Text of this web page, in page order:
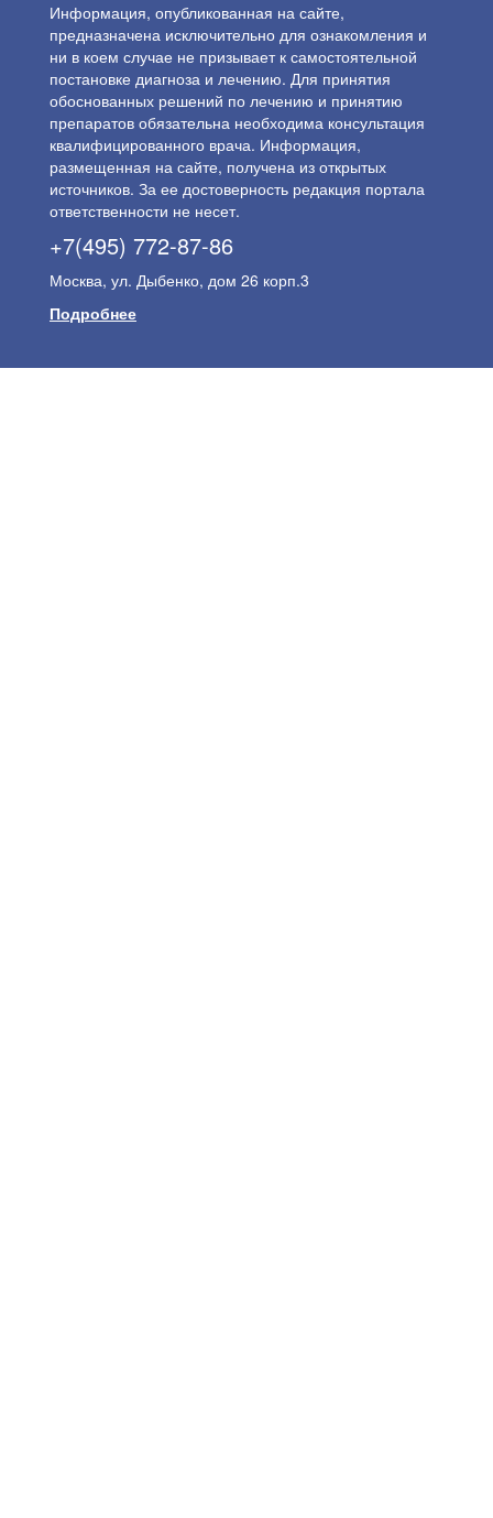
Информация, опубликованная на сайте,
предназначена исключительно для ознакомления и
ни в коем случае не призывает к самостоятельной
постановке диагноза и лечению. Для принятия
обоснованных решений по лечению и принятию
препаратов обязательна необходима консультация
квалифицированного врача. Информация,
размещенная на сайте, получена из открытых
источников. За ее достоверность редакция портала
ответственности не несет.
+7(495) 772-87-86
Москва, ул. Дыбенко, дом 26 корп.3
Подробнее